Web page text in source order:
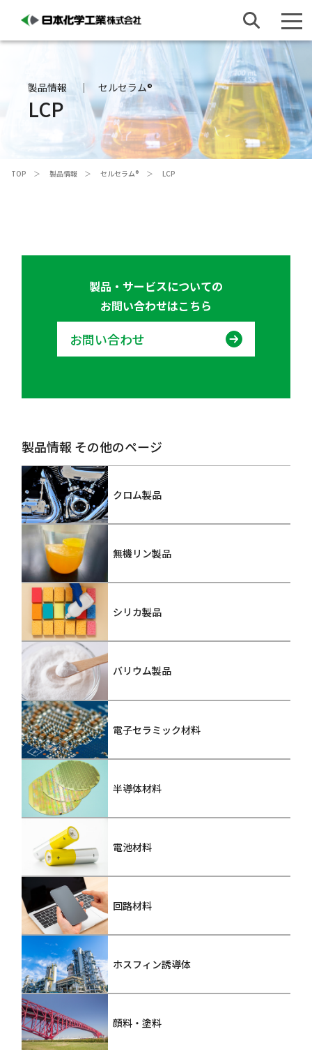
製品情報 セルセラム®
LCP
TOP 製品情報 セルセラム® LCP
製品・サービスについての
お問い合わせはこちら
お問い合わせ
製品情報 その他のページ
クロム製品
無機リン製品
シリカ製品
バリウム製品
電子セラミック材料
半導体材料
電池材料
回路材料
ホスフィン誘導体
顔料・塗料